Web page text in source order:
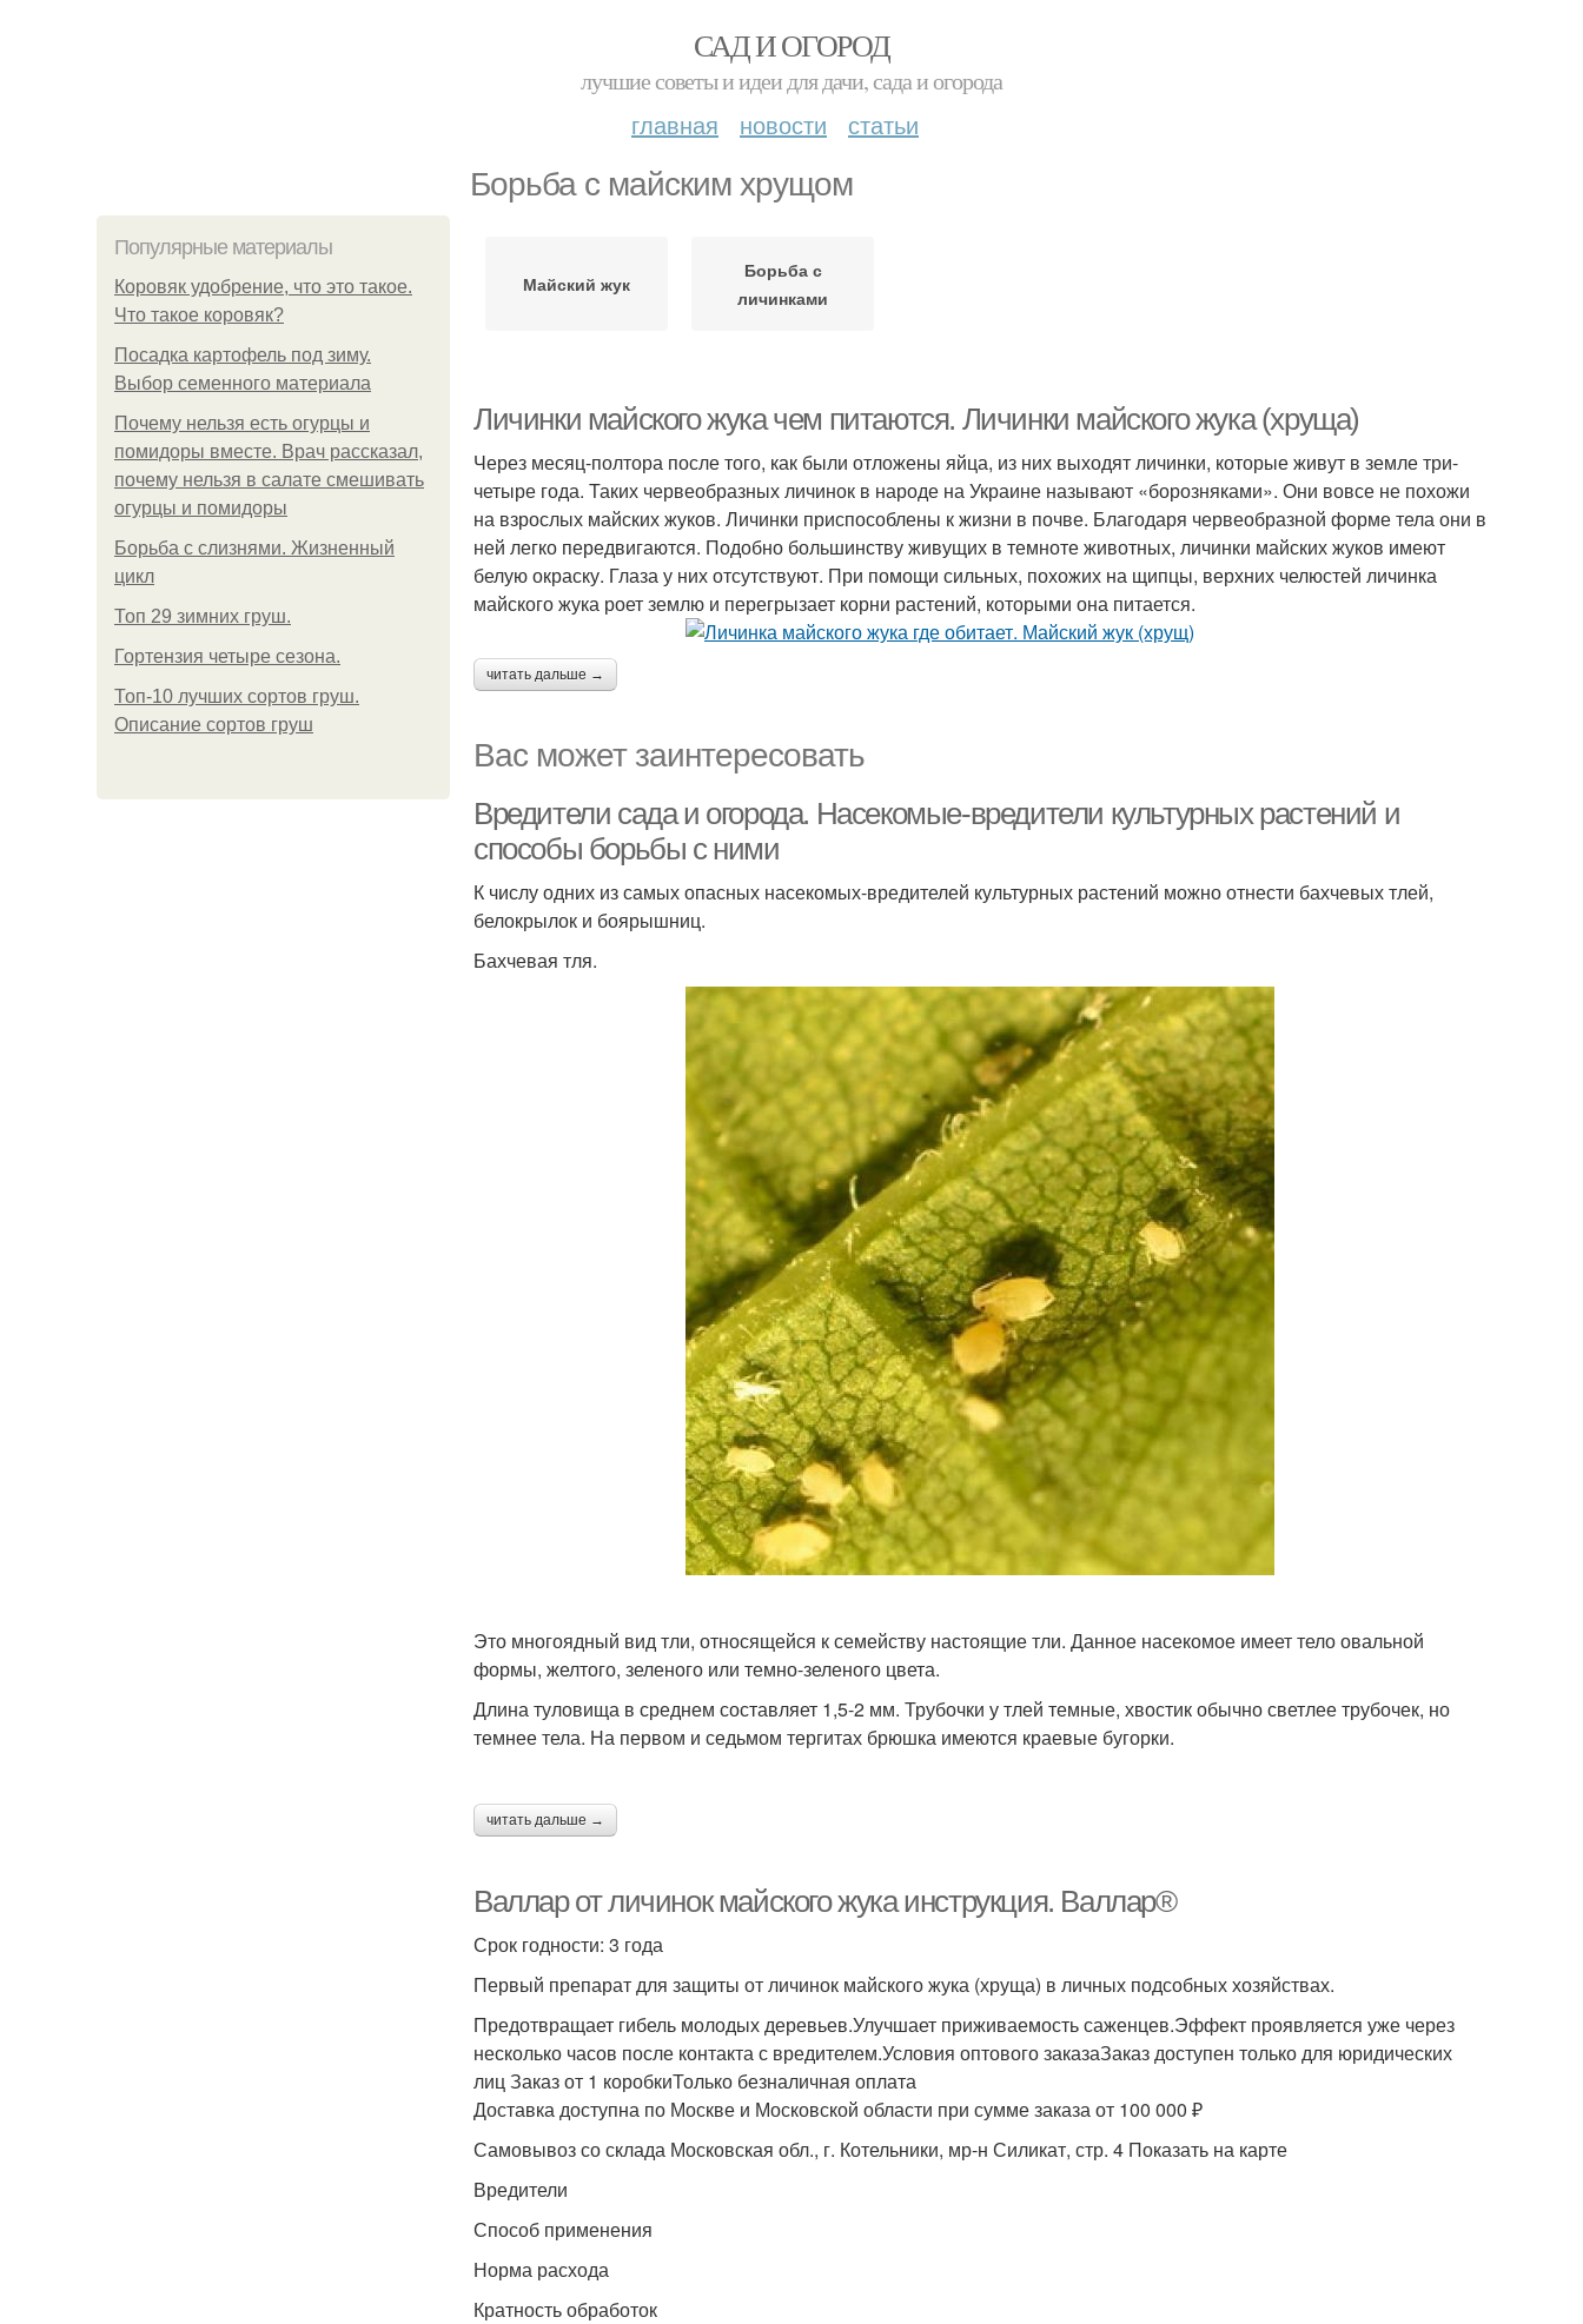
САД И ОГОРОД
лучшие советы и идеи для дачи, сада и огорода
главная новости статьи
Борьба с майским хрущом
Популярные материалы
Коровяк удобрение, что это такое.
Что такое коровяк?
Посадка картофель под зиму.
Выбор семенного материала
Почему нельзя есть огурцы и
помидоры вместе. Врач рассказал,
почему нельзя в салате смешивать
огурцы и помидоры
Борьба с слизнями. Жизненный
цикл
Топ 29 зимних груш.
Гортензия четыре сезона.
Топ-10 лучших сортов груш.
Описание сортов груш
Майский жук
Борьба с
личинками
Личинки майского жука чем питаются. Личинки майского жука (хруща)
Через месяц-полтора после того, как были отложены яйца, из них выходят личинки, которые живут в земле три-
четыре года. Таких червеобразных личинок в народе на Украине называют «борозняками». Они вовсе не похожи
на взрослых майских жуков. Личинки приспособлены к жизни в почве. Благодаря червеобразной форме тела они в
ней легко передвигаются. Подобно большинству живущих в темноте животных, личинки майских жуков имеют
белую окраску. Глаза у них отсутствуют. При помощи сильных, похожих на щипцы, верхних челюстей личинка
майского жука роет землю и перегрызает корни растений, которыми она питается.
читать дальше →
Вас может заинтересовать
Вредители сада и огорода. Насекомые-вредители культурных растений и
способы борьбы с ними
К числу одних из самых опасных насекомых-вредителей культурных растений можно отнести бахчевых тлей,
белокрылок и боярышниц.
Бахчевая тля.
Это многоядный вид тли, относящейся к семейству настоящие тли. Данное насекомое имеет тело овальной
формы, желтого, зеленого или темно-зеленого цвета.
Длина туловища в среднем составляет 1,5-2 мм. Трубочки у тлей темные, хвостик обычно светлее трубочек, но
темнее тела. На первом и седьмом тергитах брюшка имеются краевые бугорки.
читать дальше →
Валлар от личинок майского жука инструкция. Валлар®
Срок годности: 3 года
Первый препарат для защиты от личинок майского жука (хруща) в личных подсобных хозяйствах.
Предотвращает гибель молодых деревьев.Улучшает приживаемость саженцев.Эффект проявляется уже через
несколько часов после контакта с вредителем.Условия оптового заказаЗаказ доступен только для юридических
лиц Заказ от 1 коробкиТолько безналичная оплата
Доставка доступна по Москве и Московской области при сумме заказа от 100 000 ₽
Самовывоз со склада Московская обл., г. Котельники, мр-н Силикат, стр. 4 Показать на карте
Вредители
Способ применения
Норма расхода
Кратность обработок